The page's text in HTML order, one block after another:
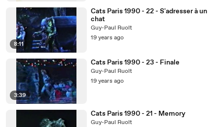
8:11
Cats Paris 1990 - 22 - S'adresser à un
chat
Guy-Paul Ruolt
19 years ago
3:39
Cats Paris 1990 - 23 - Finale
Guy-Paul Ruolt
19 years ago
Cats Paris 1990 - 21 - Memory
Guy-Paul Ruolt